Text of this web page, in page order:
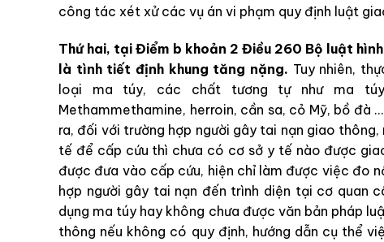
công tác xét xử các vụ án vi phạm quy định luật
Thứ hai, tại Điểm b khoản 2 Điều 260 Bộ luật
là tình tiết định khung tăng nặng. Tuy nhiên,
loại ma túy, các chất tương tự như ma
Methammethamine, herroin, cần sa, cỏ Mỹ, bồ đà
ra, đối với trường hợp người gây tai nạn giao
tế để cấp cứu thì chưa có cơ sở y tế nào được
được đưa vào cấp cứu, hiện chỉ làm được việc đo
hợp người gây tai nạn đến trình diện tại cơ quan
dụng ma túy hay không chưa được văn bản pháp
thông nếu không có quy định, hướng dẫn cụ thể